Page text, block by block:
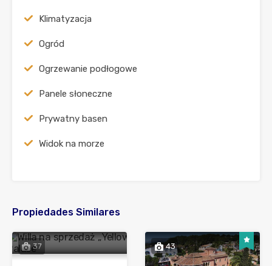
Klimatyzacja
Ogród
Ogrzewanie podłogowe
Panele słoneczne
Prywatny basen
Widok na morze
Propiedades Similares
37 43